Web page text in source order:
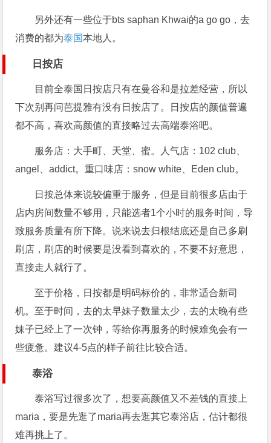
另外还有一些位于bts saphan Khwai的a go go，去
消费的都为泰国本地人。
日按店
目前全泰国日按店只有在曼谷和是拉差经营，所以
下次别再问芭提雅有没有日按店了。日按店的颜值普遍
都不高，喜欢高颜值的直接略过去高端泰浴吧。
服务店：大手町、天堂、蜜。人气店：102 club、
angel、addict。重口味店：snow white、Eden club。
日按总体来说较偏重于服务，但是目前很多店由于
店内房间数量不够用，只能选者1个小时的服务时间，导
致服务质量有所下降。说来说去归根结底还是自己多刷
刷店，刷店的时候要是没看到喜欢的，不要不好意思，
直接走人就行了。
至于价格，日按都是明码标价的，非常适合新司
机。至于时间，去的太早妹子数量太少，去的太晚有些
妹子已经上了一次钟，等给你再服务的时候难免会有一
些疲惫。建议4-5点的样子前往比较合适。
泰浴
泰浴写过很多次了，想要高颜值又不差钱的直接上
maria，要是先逛了maria再去逛其它泰浴店，估计都很
难再挑上了。